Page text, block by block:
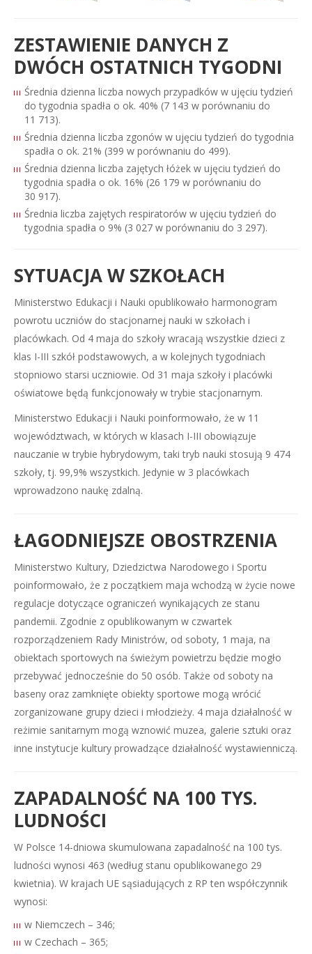
ZESTAWIENIE DANYCH Z
DWÓCH OSTATNICH TYGODNI
Średnia dzienna liczba nowych przypadków w ujęciu tydzień
do tygodnia spadła o ok. 40% (7 143 w porównaniu do
11 713).
Średnia dzienna liczba zgonów w ujęciu tydzień do tygodnia
spadła o ok. 21% (399 w porównaniu do 499).
Średnia dzienna liczba zajętych łóżek w ujęciu tydzień do
tygodnia spadła o ok. 16% (26 179 w porównaniu do
30 917).
Średnia liczba zajętych respiratorów w ujęciu tydzień do
tygodnia spadła o 9% (3 027 w porównaniu do 3 297).
SYTUACJA W SZKOŁACH
Ministerstwo Edukacji i Nauki opublikowało harmonogram
powrotu uczniów do stacjonarnej nauki w szkołach i
placówkach. Od 4 maja do szkoły wracają wszystkie dzieci z
klas I-III szkół podstawowych, a w kolejnych tygodniach
stopniowo starsi uczniowie. Od 31 maja szkoły i placówki
oświatowe będą funkcjonowały w trybie stacjonarnym.
Ministerstwo Edukacji i Nauki poinformowało, że w 11
województwach, w których w klasach I-III obowiązuje
nauczanie w trybie hybrydowym, taki tryb nauki stosują 9 474
szkoły, tj. 99,9% wszystkich. Jedynie w 3 placówkach
wprowadzono naukę zdalną.
ŁAGODNIEJSZE OBOSTRZENIA
Ministerstwo Kultury, Dziedzictwa Narodowego i Sportu
poinformowało, że z początkiem maja wchodzą w życie nowe
regulacje dotyczące ograniczeń wynikających ze stanu
pandemii. Zgodnie z opublikowanym w czwartek
rozporządzeniem Rady Ministrów, od soboty, 1 maja, na
obiektach sportowych na świeżym powietrzu będzie mogło
przebywać jednocześnie do 50 osób. Także od soboty na
baseny oraz zamknięte obiekty sportowe mogą wrócić
zorganizowane grupy dzieci i młodzieży. 4 maja działalność w
reżimie sanitarnym mogą wznowić muzea, galerie sztuki oraz
inne instytucje kultury prowadzące działalność wystawienniczą.
ZAPADALNOŚĆ NA 100 TYS.
LUDNOŚCI
W Polsce 14-dniowa skumulowana zapadalność na 100 tys.
ludności wynosi 463 (według stanu opublikowanego 29
kwietnia). W krajach UE sąsiadujących z RP ten współczynnik
wynosi:
w Niemczech – 346;
w Czechach – 365;